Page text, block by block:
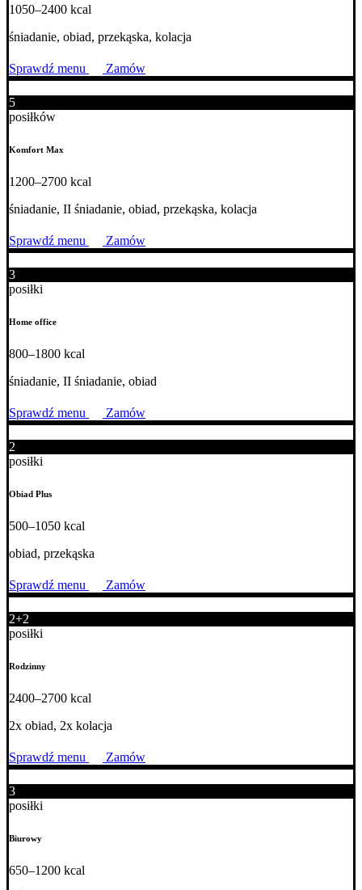
1050–2400 kcal
śniadanie, obiad, przekąska, kolacja
Sprawdź menu Zamów
5
posiłków
Komfort Max
1200–2700 kcal
śniadanie, II śniadanie, obiad, przekąska, kolacja
Sprawdź menu Zamów
3
posiłki
Home office
800–1800 kcal
śniadanie, II śniadanie, obiad
Sprawdź menu Zamów
2
posiłki
Obiad Plus
500–1050 kcal
obiad, przekąska
Sprawdź menu Zamów
2+2
posiłki
Rodzinny
2400–2700 kcal
2x obiad, 2x kolacja
Sprawdź menu Zamów
3
posiłki
Biurowy
650–1200 kcal